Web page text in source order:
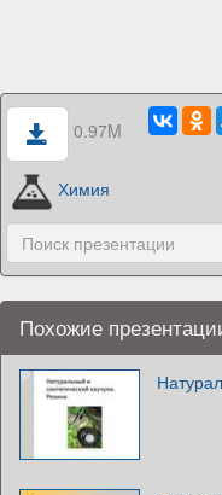
0.97M
Химия
Похожие